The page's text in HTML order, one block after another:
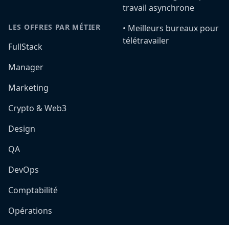
LES OFFRES PAR MÉTIER
FullStack
Manager
Marketing
Crypto & Web3
Design
QA
DevOps
Comptabilité
Opérations
travail asynchrone
•️ Meilleurs bureaux pour
télétravailer